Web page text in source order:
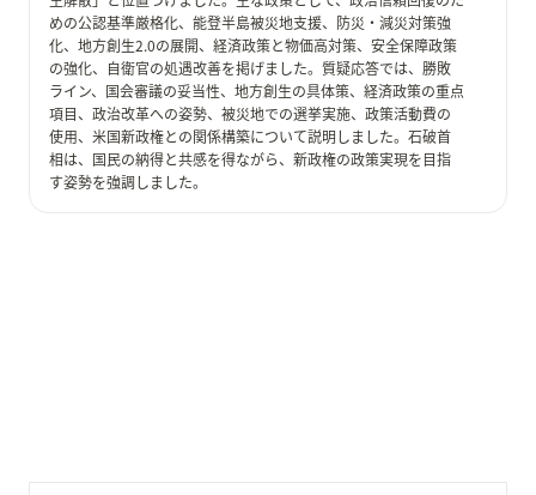
めの公認基準厳格化、能登半島被災地支援、防災・減災対策強
化、地方創生2.0の展開、経済政策と物価高対策、安全保障政策
の強化、自衛官の処遇改善を掲げました。質疑応答では、勝敗
ライン、国会審議の妥当性、地方創生の具体策、経済政策の重点
項目、政治改革への姿勢、被災地での選挙実施、政策活動費の
使用、米国新政権との関係構築について説明しました。石破首
相は、国民の納得と共感を得ながら、新政権の政策実現を目指
す姿勢を強調しました。